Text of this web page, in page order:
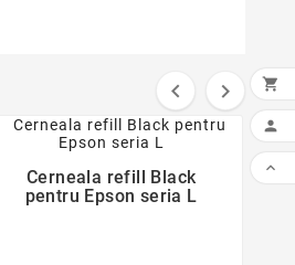
 

favorite_border
Cerneala refill Black
pentru Epson seria L


